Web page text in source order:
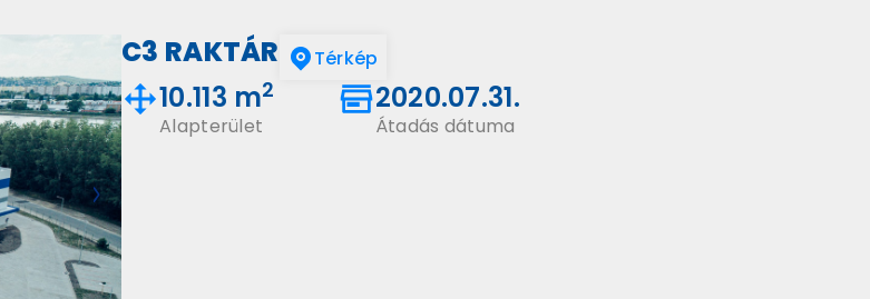
C3 RAKTÁR Térkép
10.113 m2
Alapterület
2020.07.31.
Átadás dátuma